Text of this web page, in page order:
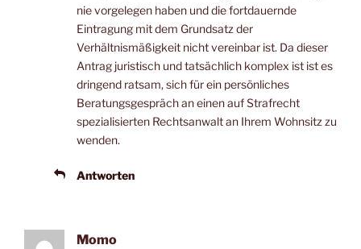
nie vorgelegen haben und die fortdauernde
Eintragung mit dem Grundsatz der
Verhältnismäßigkeit nicht vereinbar ist. Da dieser
Antrag juristisch und tatsächlich komplex ist ist es
dringend ratsam, sich für ein persönliches
Beratungsgespräch an einen auf Strafrecht
spezialisierten Rechtsanwalt an Ihrem Wohnsitz zu
wenden.
Antworten
Momo